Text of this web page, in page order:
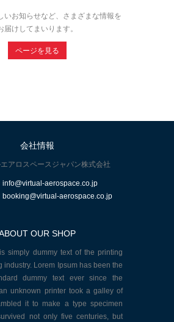
いお知らせなど、さまざまな情報を
届けしてまいります。
ページを見る
会社情報
アロスペースジャパン株式会社
info@virtual-aerospace.co.jp
booking@virtual-aerospace.co.jp
OUR SHOP
simply dummy text of the printing
industry. Lorem Ipsum has been the
dummy text ever since the
unknown printer took a galley of
it to make a type specimen
not only five centuries, but